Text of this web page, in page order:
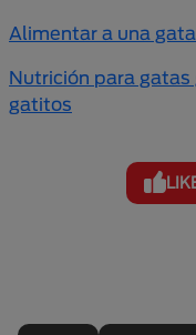
Alimentar a una
Nutrición para
gatitos